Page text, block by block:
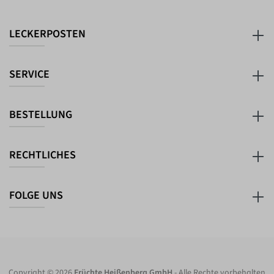
LECKERPOSTEN
SERVICE
BESTELLUNG
RECHTLICHES
FOLGE UNS